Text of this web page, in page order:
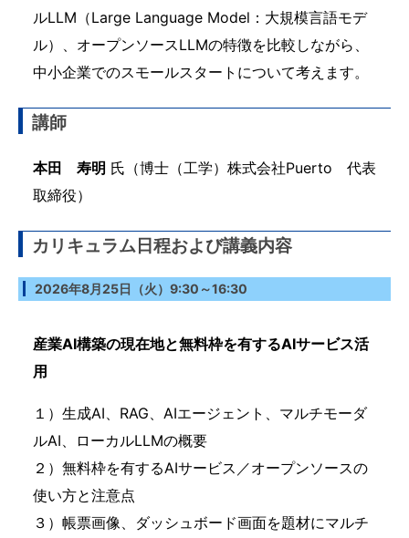
ルLLM（Large Language Model：大規模言語モデ
ル）、オープンソースLLMの特徴を比較しながら、
中小企業でのスモールスタートについて考えます。
講師
本田 寿明 氏（博士（工学）株式会社Puerto 代表
取締役）
カリキュラム日程および講義内容
2026年8月25日（火）9:30～16:30
産業AI構築の現在地と無料枠を有するAIサービス活
用
１）生成AI、RAG、AIエージェント、マルチモーダ
ルAI、ローカルLLMの概要
２）無料枠を有するAIサービス／オープンソースの
使い方と注意点
３）帳票画像、ダッシュボード画面を題材にマルチ